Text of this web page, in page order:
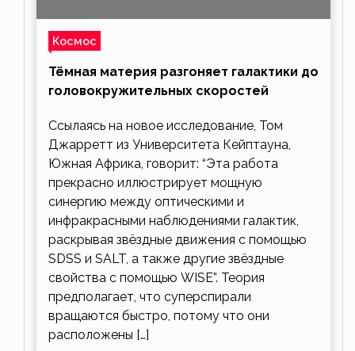
Космос
Тёмная материя разгоняет галактики до
головокружительных скоростей
Ссылаясь на новое исследование, Том
Джарретт из Университета Кейптауна,
Южная Африка, говорит: “Эта работа
прекрасно иллюстрирует мощную
синергию между оптическими и
инфракрасными наблюдениями галактик,
раскрывая звёздные движения с помощью
SDSS и SALT, а также другие звёздные
свойства с помощью WISE”. Теория
предполагает, что суперспирали
вращаются быстро, потому что они
расположены […]